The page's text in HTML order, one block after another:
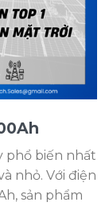
phổ biến nhất
nhỏ. Với điện
sản phẩm